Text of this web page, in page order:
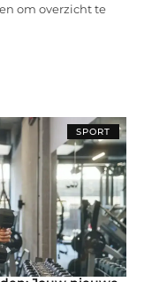
om overzicht te
SPORT